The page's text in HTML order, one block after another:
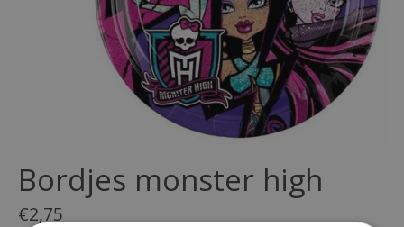
Bordjes monster high
€2,75